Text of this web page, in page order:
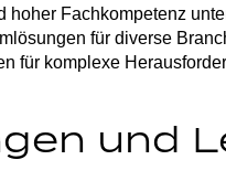
Fachkompetenz
für diverse
für komplexe
und